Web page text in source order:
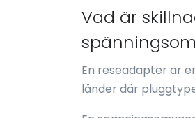
Vad är
En reseadapter är
länder där